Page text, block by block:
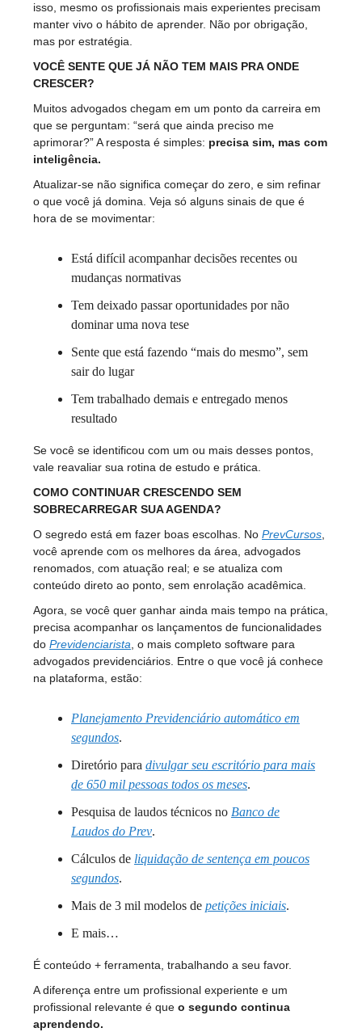
isso, mesmo os profissionais mais experientes precisam
manter vivo o hábito de aprender. Não por obrigação,
mas por estratégia.
VOCÊ SENTE QUE JÁ NÃO TEM MAIS PRA ONDE
CRESCER?
Muitos advogados chegam em um ponto da carreira em
que se perguntam: “será que ainda preciso me
aprimorar?” A resposta é simples: precisa sim, mas com
inteligência.
Atualizar-se não significa começar do zero, e sim refinar
o que você já domina. Veja só alguns sinais de que é
hora de se movimentar:
Está difícil acompanhar decisões recentes ou
mudanças normativas
Tem deixado passar oportunidades por não
dominar uma nova tese
Sente que está fazendo “mais do mesmo”, sem
sair do lugar
Tem trabalhado demais e entregado menos
resultado
Se você se identificou com um ou mais desses pontos,
vale reavaliar sua rotina de estudo e prática.
COMO CONTINUAR CRESCENDO SEM
SOBRECARREGAR SUA AGENDA?
O segredo está em fazer boas escolhas. No PrevCursos,
você aprende com os melhores da área, advogados
renomados, com atuação real; e se atualiza com
conteúdo direto ao ponto, sem enrolação acadêmica.
Agora, se você quer ganhar ainda mais tempo na prática,
precisa acompanhar os lançamentos de funcionalidades
do Previdenciarista, o mais completo software para
advogados previdenciários. Entre o que você já conhece
na plataforma, estão:
Planejamento Previdenciário automático em
segundos.
Diretório para divulgar seu escritório para mais
de 650 mil pessoas todos os meses.
Pesquisa de laudos técnicos no Banco de
Laudos do Prev.
Cálculos de liquidação de sentença em poucos
segundos.
Mais de 3 mil modelos de petições iniciais.
E mais…
É conteúdo + ferramenta, trabalhando a seu favor.
A diferença entre um profissional experiente e um
profissional relevante é que o segundo continua
aprendendo.